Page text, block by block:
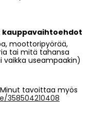
kauppavaihtoehdot
moottoripyörää,
tai mitä tahansa
useampaakin)
tavoittaa myös
358504210408